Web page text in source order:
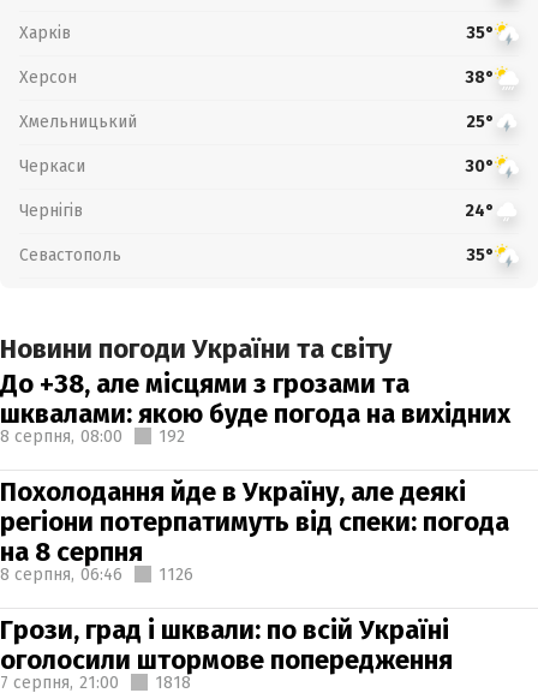
Харків 35°
Херсон 38°
Хмельницький 25°
Черкаси 30°
Чернігів 24°
Севастополь 35°
Новини погоди України та світу
До +38, але місцями з грозами та
шквалами: якою буде погода на вихідних
8 серпня, 08:00 192
Похолодання йде в Україну, але деякі
регіони потерпатимуть від спеки: погода
на 8 серпня
8 серпня, 06:46 1126
Грози, град і шквали: по всій Україні
оголосили штормове попередження
7 серпня, 21:00 1818